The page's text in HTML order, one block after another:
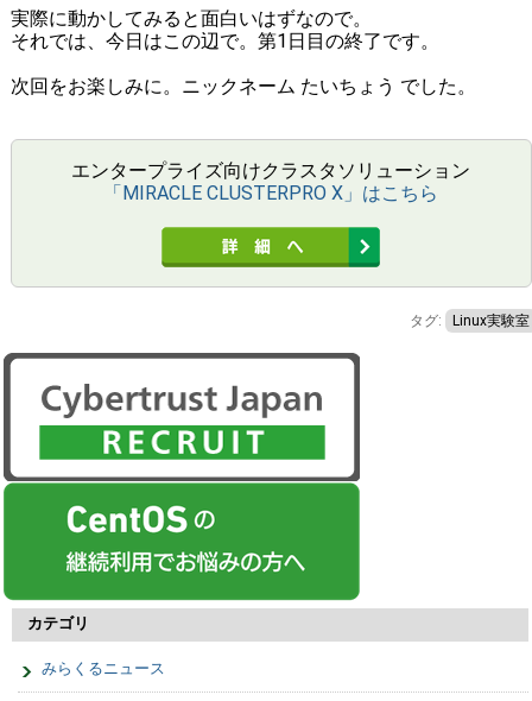
実際に動かしてみると面白いはずなので。
それでは、今日はこの辺で。第1日目の終了です。
次回をお楽しみに。ニックネーム たいちょう でした。
エンタープライズ向けクラスタソリューション
「MIRACLE CLUSTERPRO X」はこちら
タグ: Linux実験室
カテゴリ
みらくるニュース